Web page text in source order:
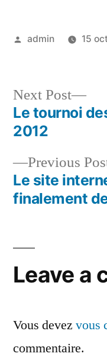
Posted
admin 15
l’article
Previous
Le site
finalement
Next Post
Next
Le tournoi
2012
Leave a
Vous devez vous
commentaire.